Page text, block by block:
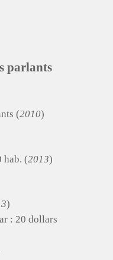
parlants
(2010)
hab. (2013)
)
: 20 dollars